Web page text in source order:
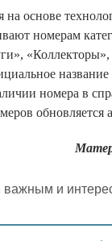
на основе
номерам
название
номера в
обновляется
и